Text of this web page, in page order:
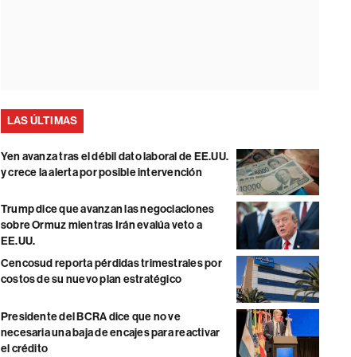
LAS ÚLTIMAS
Yen avanza tras el débil dato laboral de EE.UU.
y crece la alerta por posible intervención
Trump dice que avanzan las negociaciones
sobre Ormuz mientras Irán evalúa veto a
EE.UU.
Cencosud reporta pérdidas trimestrales por
costos de su nuevo plan estratégico
Presidente del BCRA dice que no ve
necesaria una baja de encajes para reactivar
el crédito